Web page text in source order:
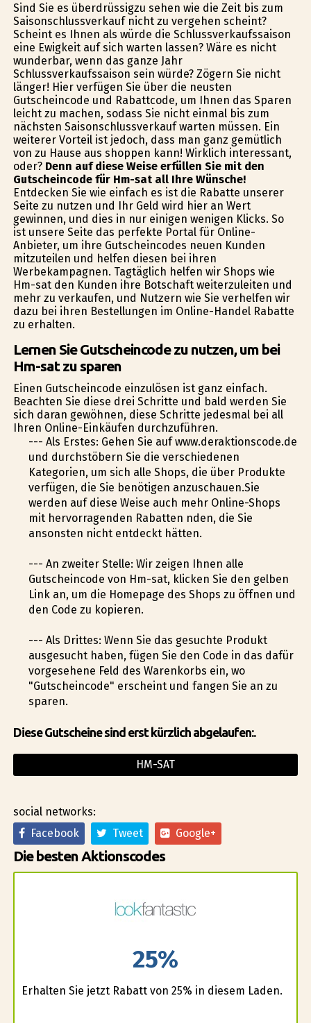
Sind Sie es überdrüssigzu sehen wie die Zeit bis zum
Saisonschlussverkauf nicht zu vergehen scheint?
Scheint es Ihnen als würde die Schlussverkaufssaison
eine Ewigkeit auf sich warten lassen? Wäre es nicht
wunderbar, wenn das ganze Jahr
Schlussverkaufssaison sein würde? Zögern Sie nicht
länger! Hier verfügen Sie über die neusten
Gutscheincode und Rabattcode, um Ihnen das Sparen
leicht zu machen, sodass Sie nicht einmal bis zum
nächsten Saisonschlussverkauf warten müssen. Ein
weiterer Vorteil ist jedoch, dass man ganz gemütlich
von zu Hause aus shoppen kann! Wirklich interessant,
oder? Denn auf diese Weise erfüllen Sie mit den
Gutscheincode für Hm-sat all Ihre Wünsche!
Entdecken Sie wie einfach es ist die Rabatte unserer
Seite zu nutzen und Ihr Geld wird hier an Wert
gewinnen, und dies in nur einigen wenigen Klicks. So
ist unsere Seite das perfekte Portal für Online-
Anbieter, um ihre Gutscheincodes neuen Kunden
mitzuteilen und helfen diesen bei ihren
Werbekampagnen. Tagtäglich helfen wir Shops wie
Hm-sat den Kunden ihre Botschaft weiterzuleiten und
mehr zu verkaufen, und Nutzern wie Sie verhelfen wir
dazu bei ihren Bestellungen im Online-Handel Rabatte
zu erhalten.
Lernen Sie Gutscheincode zu nutzen, um bei
Hm-sat zu sparen
Einen Gutscheincode einzulösen ist ganz einfach.
Beachten Sie diese drei Schritte und bald werden Sie
sich daran gewöhnen, diese Schritte jedesmal bei all
Ihren Online-Einkäufen durchzuführen.
--- Als Erstes: Gehen Sie auf www.deraktionscode.de
und durchstöbern Sie die verschiedenen
Kategorien, um sich alle Shops, die über Produkte
verfügen, die Sie benötigen anzuschauen.Sie
werden auf diese Weise auch mehr Online-Shops
mit hervorragenden Rabatten finden, die Sie
ansonsten nicht entdeckt hätten.
--- An zweiter Stelle: Wir zeigen Ihnen alle
Gutscheincode von Hm-sat, klicken Sie den gelben
Link an, um die Homepage des Shops zu öffnen und
den Code zu kopieren.
--- Als Drittes: Wenn Sie das gesuchte Produkt
ausgesucht haben, fügen Sie den Code in das dafür
vorgesehene Feld des Warenkorbs ein, wo
"Gutscheincode" erscheint und fangen Sie an zu
sparen.
Diese Gutscheine sind erst kürzlich abgelaufen:.
HM-SAT
social networks:
Facebook
Tweet Google+
Die besten Aktionscodes
25%
Erhalten Sie jetzt Rabatt von 25% in diesem Laden.